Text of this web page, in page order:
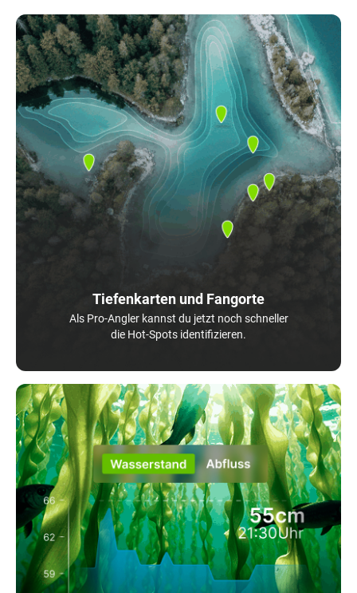
Tiefenkarten und Fangorte
Als Pro-Angler kannst du jetzt noch schneller
die Hot-Spots identifizieren.